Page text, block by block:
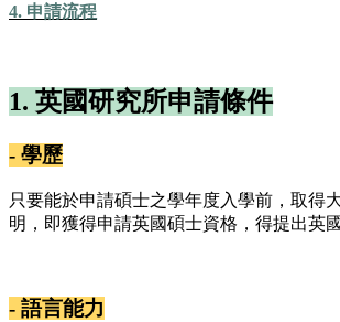
4. 申請流程
1. 英國研究所申請條件
- 學歷
只要能於申請碩士之學年度入學前，取得
明，即獲得申請英國碩士資格，得提出英
- 語言能力